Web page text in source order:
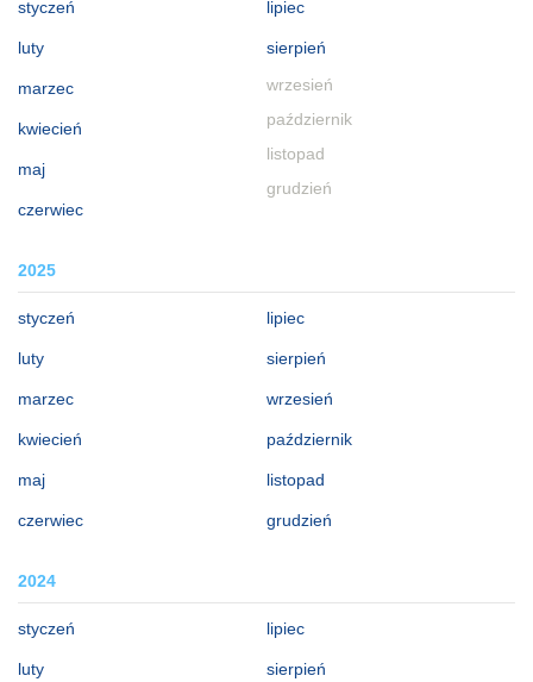
styczeń
luty
marzec
kwiecień
maj
czerwiec
lipiec
sierpień
wrzesień
październik
listopad
grudzień
2025
styczeń
luty
marzec
kwiecień
maj
czerwiec
lipiec
sierpień
wrzesień
październik
listopad
grudzień
2024
styczeń
luty
lipiec
sierpień